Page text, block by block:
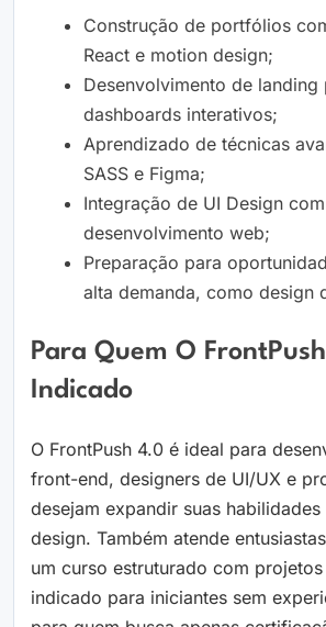
Construção de portfólios
React e motion design;
Desenvolvimento de landing
dashboards interativos;
Aprendizado de técnicas
SASS e Figma;
Integração de UI Design com
desenvolvimento web;
Preparação para
alta demanda, como design
Para Quem O
Indicado
O FrontPush 4.0 é ideal para
front-end, designers de UI/UX e
desejam expandir suas
design. Também atende
um curso estruturado com
indicado para iniciantes sem